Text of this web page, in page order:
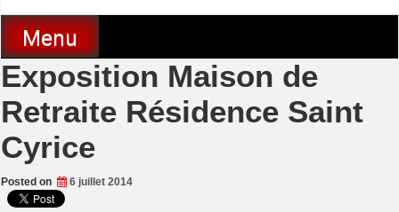
Menu
Exposition Maison de
Retraite Résidence Saint
Cyrice
Posted on 6 juillet 2014